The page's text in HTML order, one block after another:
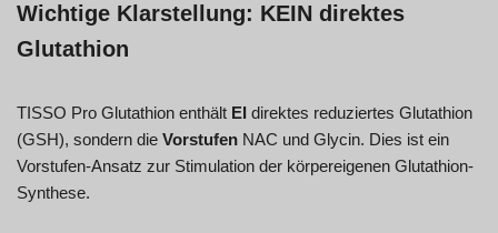
Wichtige Klarstellung: KEIN direktes
Glutathion
TISSO Pro Glutathion enthält EI direktes reduziertes Glutathion
(GSH), sondern die Vorstufen NAC und Glycin. Dies ist ein
Vorstufen-Ansatz zur Stimulation der körpereigenen Glutathion-
Synthese.